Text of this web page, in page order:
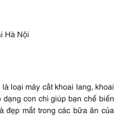
Hà Nội
là loại máy cắt khoai lang, khoai
dạng con chì giúp bạn chế biến
đẹp mắt trong các bữa ăn của